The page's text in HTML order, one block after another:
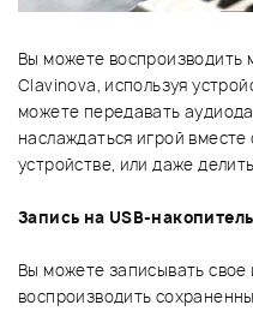
Вы можете воспроизводить
Clavinova, используя
можете передавать
наслаждаться игрой
устройстве, или даже
Запись на USB-накопитель
Вы можете записывать
воспроизводить